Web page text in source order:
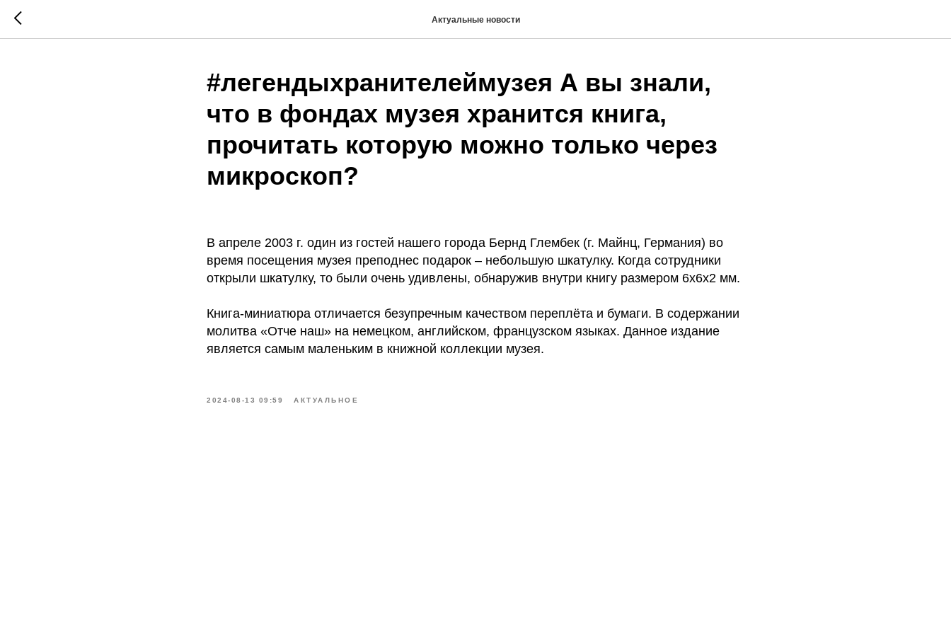
Актуальные новости
#легендыхранителеймузея А вы знали,
что в фондах музея хранится книга,
прочитать которую можно только через
микроскоп?
В апреле 2003 г. один из гостей нашего города Бернд Глембек (г. Майнц, Германия) во
время посещения музея преподнес подарок – небольшую шкатулку. Когда сотрудники
открыли шкатулку, то были очень удивлены, обнаружив внутри книгу размером 6х6х2 мм.
Книга-миниатюра отличается безупречным качеством переплёта и бумаги. В содержании
молитва «Отче наш» на немецком, английском, французском языках. Данное издание
является самым маленьким в книжной коллекции музея.
2024-08-13 09:59 АКТУАЛЬНОЕ